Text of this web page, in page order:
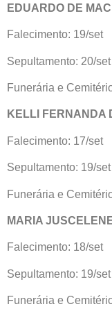
EDUARDO DE
Falecimento: 19/set
Sepultamento: 20/set
Funerária e
KELLI FERNANDA
Falecimento: 17/set
Sepultamento: 19/set
Funerária e
MARIA
Falecimento: 18/set
Sepultamento: 19/set
Funerária e